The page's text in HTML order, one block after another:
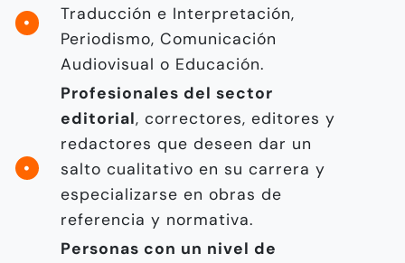
Traducción e Interpretación,
Periodismo, Comunicación
Audiovisual o Educación.
Profesionales del sector
editorial, correctores, editores y
redactores que deseen dar un
salto cualitativo en su carrera y
especializarse en obras de
referencia y normativa.
Personas con un nivel de